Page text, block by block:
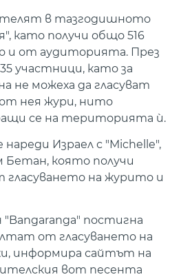
в тазгодишното
като получи общо 516
и от аудиторията. През
участници, като за
не можеха да гласуват
нея жури, нито
се на територията ѝ.
Израел с "Michelle",
Бетан, която получи
на журито и
"Bangaranga" постигна
от гласуването на
информира сайтът на
вот песента